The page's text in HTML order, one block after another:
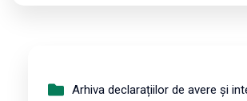
Arhiva declarațiilor de avere și